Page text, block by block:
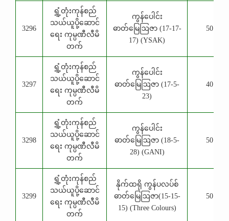
3296
ရွှံ့တုံးကုန်စည်
သယ်ယူပို့ဆောင်
ရေး ကုမ္ပဏီလီမိ
တက်
ကွန်ပေါင်း
ဓာတ်မြေဩဇာ (17-17-
17) (YSAK)
50 Kg
3297
ရွှံ့တုံးကုန်စည်
သယ်ယူပို့ဆောင်
ရေး ကုမ္ပဏီလီမိ
တက်
ကွန်ပေါင်း
ဓာတ်မြေဩဇာ (17-5-
23)
40 Kg
3298
ရွှံ့တုံးကုန်စည်
သယ်ယူပို့ဆောင်
ရေး ကုမ္ပဏီလီမိ
တက်
ကွန်ပေါင်း
ဓာတ်မြေဩဇာ (18-5-
28) (GANI)
50 Kg
3299
ရွှံ့တုံးကုန်စည်
သယ်ယူပို့ဆောင်
ရေး ကုမ္ပဏီလီမိ
တက်
နိုက်ထရို ကွန်ပလပ်စ်
ဓာတ်မြေဩဇာ(15-15-
15) (Three Colours)
50 Kg